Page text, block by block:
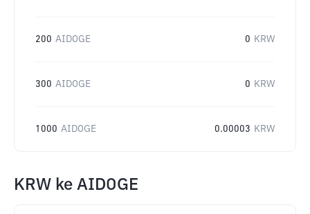
200 AIDOGE 0 KRW
300 AIDOGE 0 KRW
1000 AIDOGE 0.00003 KRW
KRW ke AIDOGE